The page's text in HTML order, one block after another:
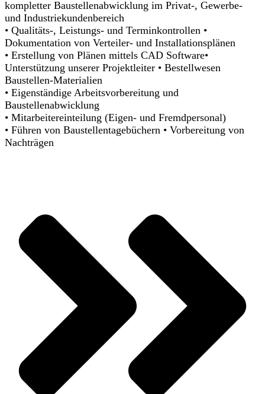
kompletter Baustellenabwicklung im Privat-, Gewerbe-
und Industriekundenbereich
• Qualitäts-, Leistungs- und Terminkontrollen •
Dokumentation von Verteiler- und Installationsplänen
• Erstellung von Plänen mittels CAD Software•
Unterstützung unserer Projektleiter • Bestellwesen
Baustellen-Materialien
• Eigenständige Arbeitsvorbereitung und
Baustellenabwicklung
• Mitarbeitereinteilung (Eigen- und Fremdpersonal)
• Führen von Baustellentagebüchern • Vorbereitung von
Nachträgen